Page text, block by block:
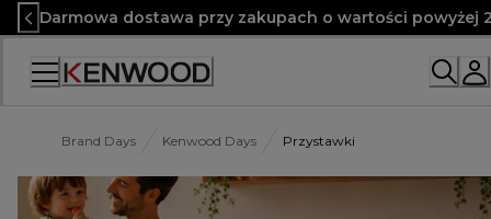
Skip
to
Content
Darmowa dostawa przy zakupach o wartości powyżej
Brand Days Kenwood Days Przystawki